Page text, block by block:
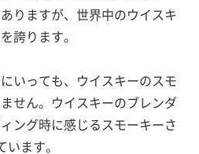
りますが、世界中のウイスキ
誇ります。
いっても、ウイスキーのスモ
せん。ウイスキーのブレンダ
ング時に感じるスモーキーさ
います。